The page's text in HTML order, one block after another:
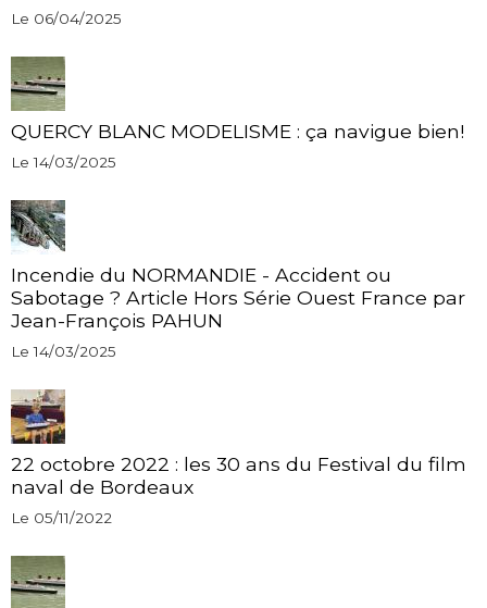
Le 06/04/2025
QUERCY BLANC MODELISME : ça navigue bien!
Le 14/03/2025
Incendie du NORMANDIE - Accident ou
Sabotage ? Article Hors Série Ouest France par
Jean-François PAHUN
Le 14/03/2025
22 octobre 2022 : les 30 ans du Festival du film
naval de Bordeaux
Le 05/11/2022